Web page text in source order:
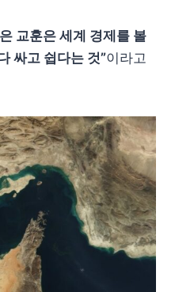
교훈은 세계 경제를 볼
싸고 쉽다는 것”이라고